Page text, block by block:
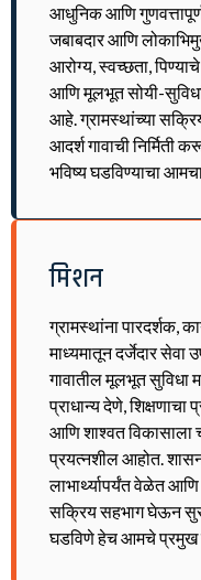
आधुनिक आणि
जबाबदार आणि
आरोग्य, स्वच्छता,
आणि मूलभूत सोयी-
आहे. ग्रामस्थांच्या
आदर्श गावाची निर्मिती
भविष्य घडविण्याचा
मिशन
ग्रामस्थांना पारदर्शक,
माध्यमातून दर्जेदार
गावातील मूलभूत सुविधा
प्राधान्य देणे, शिक्षणाचा
आणि शाश्वत विकासाला
प्रयत्नशील आहोत.
लाभार्थ्यापर्यंत वेळेत
सक्रिय सहभाग घेऊन
घडविणे हेच आमचे प्रमुख